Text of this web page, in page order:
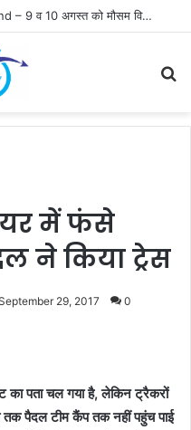
Heavy Rain Alert in Uttarakhand – 9 व 10 अगस्त को मौसम विभाग ने जारी किया ऑरेंज व येलो अलर्ट
में फंसे
ने किया ट्रेस
29, 2017 0
पता चल गया है, लेकिन ट्रैकरों
पैदल टीम कैंप तक नहीं पहुंच पाई